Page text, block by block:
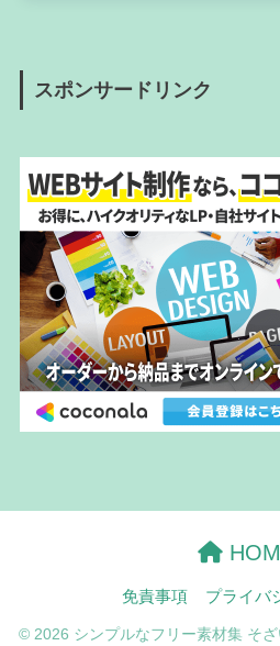
スポンサードリンク
免責事項 プライバ
© 2026 シンプルなフリー素材集 そざ